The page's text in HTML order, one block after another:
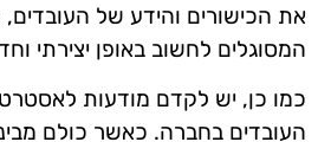
את הכישורים והידע של העובדים,
המסוגלים לחשוב באופן יצירתי
כמו כן, יש לקדם מודעות
העובדים בחברה. כאשר כולם